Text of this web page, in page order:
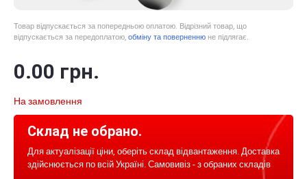
Товар відпускається за попередньою оплатою. Відрізний товар, що
відпускається за передоплатою, обміну та поверненню не підлягає.
0.00 грн.
На замовлення
Склад не обрано.
Для актуалізації ціни, оберіть склад відвантаження. Доставка
здійснюється по всій Україні. Самовивіз - з обраних складів